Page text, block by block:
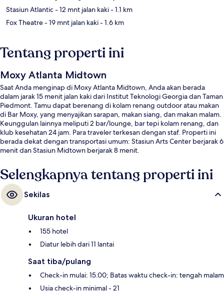
Stasiun Atlantic- 12 mnt jalan kaki- 1.1 km
Fox Theatre- 19 mnt jalan kaki- 1.6 km
Tentang properti ini
Moxy Atlanta Midtown
Saat Anda menginap di Moxy Atlanta Midtown, Anda akan berada
dalam jarak 15 menit jalan kaki dari Institut Teknologi Georgia dan Taman
Piedmont. Tamu dapat berenang di kolam renang outdoor atau makan
di Bar Moxy, yang menyajikan sarapan, makan siang, dan makan malam.
Keunggulan lainnya meliputi 2 bar/lounge, bar tepi kolam renang, dan
klub kesehatan 24 jam. Para traveler terkesan dengan staf. Properti ini
berada dekat dengan transportasi umum: Stasiun Arts Center berjarak 6
menit dan Stasiun Midtown berjarak 8 menit.
Selengkapnya tentang properti ini
Sekilas
Ukuran hotel
155 hotel
Diatur lebih dari 11 lantai
Saat tiba/pulang
Check-in mulai: 15.00; Batas waktu check-in: tengah malam
Usia check-in minimal - 21